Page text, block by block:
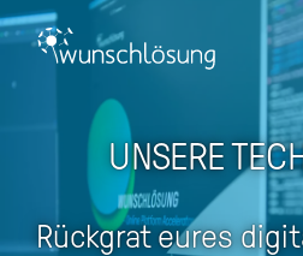
UNSERE
Rückgrat eures